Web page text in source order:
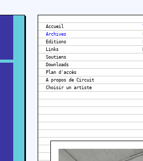
Accueil
Archives
Editions
Links
Soutiens
Downloads
Plan d'accès
A propos de Circuit